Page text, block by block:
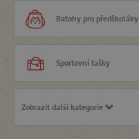
Batohy pro předškoláky
Sportovní tašky
Montessori hračky
Zobrazit další kategorie